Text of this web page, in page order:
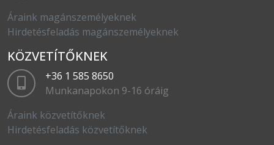
Áraink magánszemélyeknek
Hirdetésfeladás magánszemélyeknek
KÖZVETÍTŐKNEK
+36 1 585 8650
Munkanapokon 9-16 óráig
Áraink közvetítőknek
Hirdetésfeladás közvetítőknek